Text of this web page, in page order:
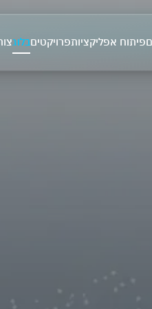
פיתוח אפליקציותפרויקטיםבלוג